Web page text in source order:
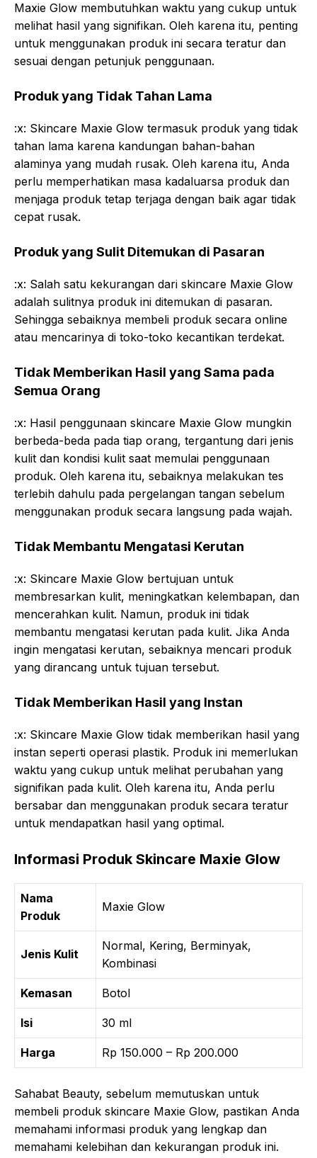
Maxie Glow membutuhkan waktu yang cukup untuk
melihat hasil yang signifikan. Oleh karena itu, penting
untuk menggunakan produk ini secara teratur dan
sesuai dengan petunjuk penggunaan.
Produk yang Tidak Tahan Lama
:x: Skincare Maxie Glow termasuk produk yang tidak
tahan lama karena kandungan bahan-bahan
alaminya yang mudah rusak. Oleh karena itu, Anda
perlu memperhatikan masa kadaluarsa produk dan
menjaga produk tetap terjaga dengan baik agar tidak
cepat rusak.
Produk yang Sulit Ditemukan di Pasaran
:x: Salah satu kekurangan dari skincare Maxie Glow
adalah sulitnya produk ini ditemukan di pasaran.
Sehingga sebaiknya membeli produk secara online
atau mencarinya di toko-toko kecantikan terdekat.
Tidak Memberikan Hasil yang Sama pada
Semua Orang
:x: Hasil penggunaan skincare Maxie Glow mungkin
berbeda-beda pada tiap orang, tergantung dari jenis
kulit dan kondisi kulit saat memulai penggunaan
produk. Oleh karena itu, sebaiknya melakukan tes
terlebih dahulu pada pergelangan tangan sebelum
menggunakan produk secara langsung pada wajah.
Tidak Membantu Mengatasi Kerutan
:x: Skincare Maxie Glow bertujuan untuk
membresarkan kulit, meningkatkan kelembapan, dan
mencerahkan kulit. Namun, produk ini tidak
membantu mengatasi kerutan pada kulit. Jika Anda
ingin mengatasi kerutan, sebaiknya mencari produk
yang dirancang untuk tujuan tersebut.
Tidak Memberikan Hasil yang Instan
:x: Skincare Maxie Glow tidak memberikan hasil yang
instan seperti operasi plastik. Produk ini memerlukan
waktu yang cukup untuk melihat perubahan yang
signifikan pada kulit. Oleh karena itu, Anda perlu
bersabar dan menggunakan produk secara teratur
untuk mendapatkan hasil yang optimal.
Informasi Produk Skincare Maxie Glow
Nama
Produk
Maxie Glow
Jenis Kulit
Normal, Kering, Berminyak,
Kombinasi
Kemasan Botol
Isi 30 ml
Harga Rp 150.000 – Rp 200.000
Sahabat Beauty, sebelum memutuskan untuk
membeli produk skincare Maxie Glow, pastikan Anda
memahami informasi produk yang lengkap dan
memahami kelebihan dan kekurangan produk ini.